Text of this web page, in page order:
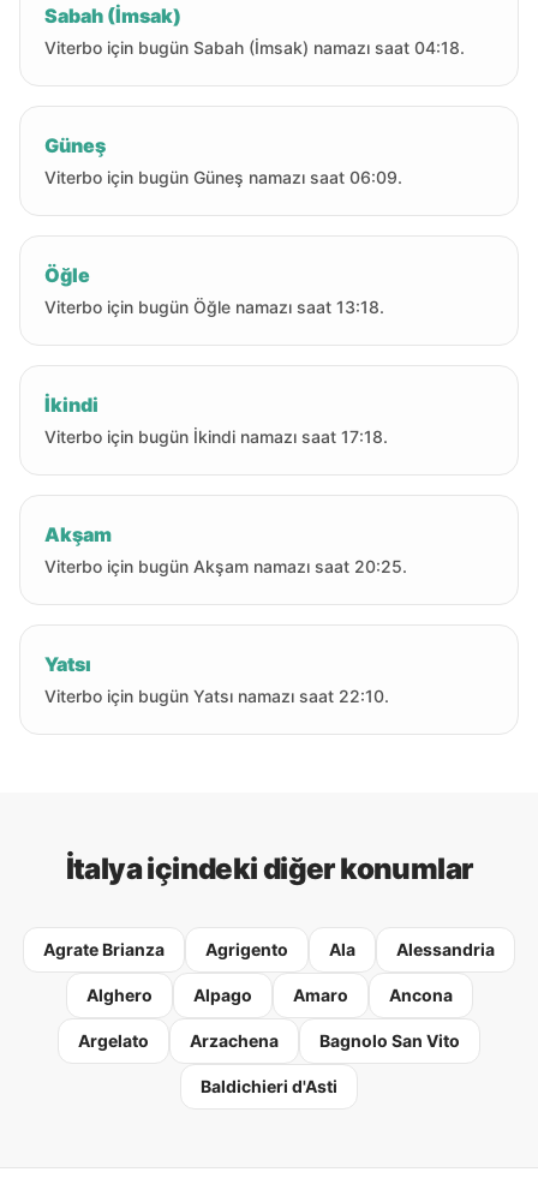
Sabah (İmsak)
Viterbo için bugün Sabah (İmsak) namazı saat 04:18.
Güneş
Viterbo için bugün Güneş namazı saat 06:09.
Öğle
Viterbo için bugün Öğle namazı saat 13:18.
İkindi
Viterbo için bugün İkindi namazı saat 17:18.
Akşam
Viterbo için bugün Akşam namazı saat 20:25.
Yatsı
Viterbo için bugün Yatsı namazı saat 22:10.
İtalya içindeki diğer konumlar
Agrate Brianza Agrigento Ala Alessandria
Alghero Alpago Amaro Ancona
Argelato Arzachena Bagnolo San Vito
Baldichieri d'Asti